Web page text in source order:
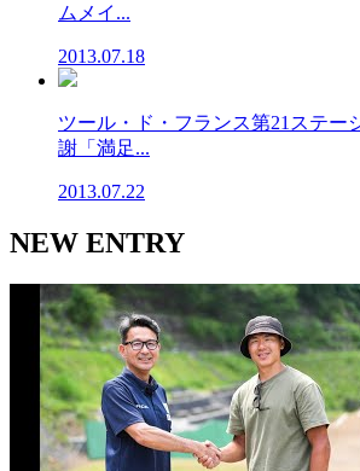
ムメイ...
2013.07.18
ツール・ド・フランス第21ステー
謝「満足...
2013.07.22
NEW ENTRY